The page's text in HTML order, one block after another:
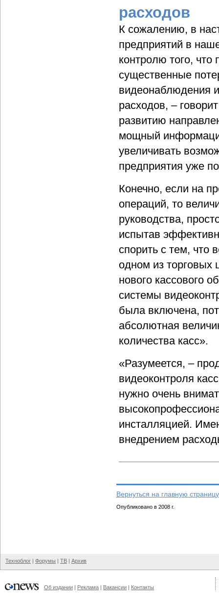
расходов
К сожалению, в
предприятий в
контролю того, что
существенные
видеонаблюдения
расходов, –
развитию
мощный
увеличивать
предприятия уже
Конечно, если на
операций, то
руководства,
испытав
спорить с тем, что
одном из торговых
нового кассового
системы
была включена,
абсолютная
количества касс».
«Разумеется, –
видеоконтроля
нужно очень
инсталляцией.
внедрением
Вернуться на главную
Опубликовано в 2008 г.
Техноблог | Форумы | ТВ | Архив
Об издании | Реклама | Вакансии | Контакты